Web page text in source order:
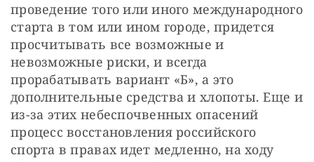
проведение того или иного международного
старта в том или ином городе, придется
просчитывать все возможные и
невозможные риски, и всегда
прорабатывать вариант «Б», а это
дополнительные средства и хлопоты. Еще и
из-за этих небеспочвенных опасений
процесс восстановления российского
спорта в правах идет медленно, на ходу